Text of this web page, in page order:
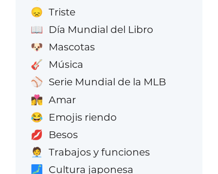
😞 Triste
📖 Día Mundial del Libro
🐶 Mascotas
🎸 Música
⚾ Serie Mundial de la MLB
👩‍❤️‍💋‍👨 Amar
😂 Emojis riendo
💋 Besos
🧑‍💼 Trabajos y funciones
🗾 Cultura japonesa